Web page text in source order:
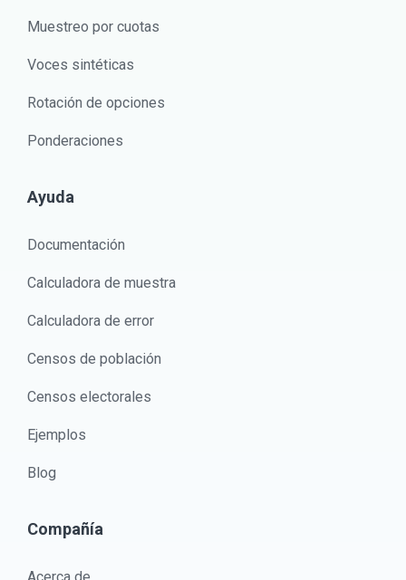
Muestreo por cuotas
Voces sintéticas
Rotación de opciones
Ponderaciones
Ayuda
Documentación
Calculadora de muestra
Calculadora de error
Censos de población
Censos electorales
Ejemplos
Blog
Compañía